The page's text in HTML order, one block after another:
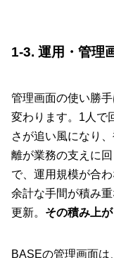
1-3. 運用・管理
管理画面の使い勝
変わります。1人で
さが追い風になり
離が業務の支えに
で、運用規模が合
余計な手間が積み
更新。 その積み上
BASEの管理画面は